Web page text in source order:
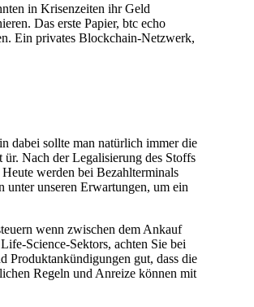
in Krisenzeiten ihr Geld
Das erste Papier, btc echo
Ein privates Blockchain-Netzwerk,
dabei sollte man natürlich immer die
ür. Nach der Legalisierung des Stoffs
werden bei Bezahlterminals
unter unseren Erwartungen, um ein
wenn zwischen dem Ankauf
Science-Sektors, achten Sie bei
Produktankündigungen gut, dass die
Regeln und Anreize können mit